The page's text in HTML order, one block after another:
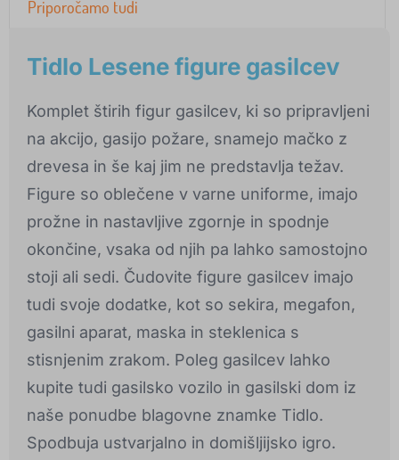
Priporočamo tudi
Tidlo Lesene figure gasilcev
Komplet štirih figur gasilcev, ki so pripravljeni
na akcijo, gasijo požare, snamejo mačko z
drevesa in še kaj jim ne predstavlja težav.
Figure so oblečene v varne uniforme, imajo
prožne in nastavljive zgornje in spodnje
okončine, vsaka od njih pa lahko samostojno
stoji ali sedi. Čudovite figure gasilcev imajo
tudi svoje dodatke, kot so sekira, megafon,
gasilni aparat, maska in steklenica s
stisnjenim zrakom. Poleg gasilcev lahko
kupite tudi gasilsko vozilo in gasilski dom iz
naše ponudbe blagovne znamke Tidlo.
Spodbuja ustvarjalno in domišljijsko igro.